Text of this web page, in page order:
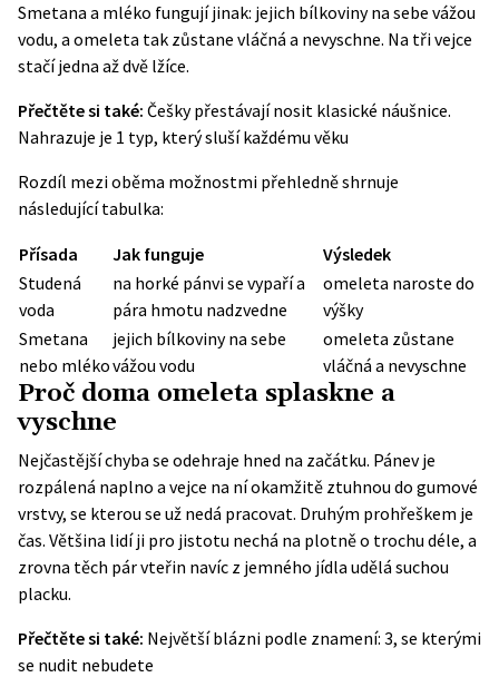
Smetana a mléko fungují jinak: jejich bílkoviny na sebe vážou
vodu, a omeleta tak zůstane vláčná a nevyschne. Na tři vejce
stačí jedna až dvě lžíce.
Přečtěte si také: Češky přestávají nosit klasické náušnice.
Nahrazuje je 1 typ, který sluší každému věku
Rozdíl mezi oběma možnostmi přehledně shrnuje
následující tabulka:
Přísada Jak funguje
Výsledek
Studená
voda
na horké pánvi se vypaří a
pára hmotu nadzvedne
omeleta naroste do
výšky
Smetana
nebo mléko
jejich bílkoviny na sebe
vážou vodu
omeleta zůstane
vláčná a nevyschne
Proč doma omeleta splaskne a
vyschne
Nejčastější chyba se odehraje hned na začátku. Pánev je
rozpálená naplno a vejce na ní okamžitě ztuhnou do gumové
vrstvy, se kterou se už nedá pracovat. Druhým prohřeškem je
čas. Většina lidí ji pro jistotu nechá na plotně o trochu déle, a
zrovna těch pár vteřin navíc z jemného jídla udělá suchou
placku.
Přečtěte si také: Největší blázni podle znamení: 3, se kterými
se nudit nebudete